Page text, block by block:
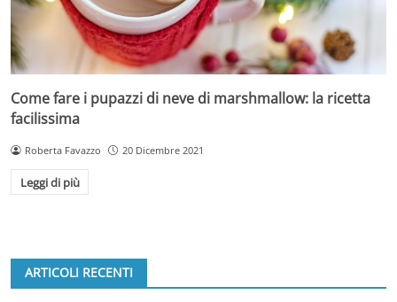
Come fare i pupazzi di neve di marshmallow: la ricetta
facilissima
Roberta Favazzo 20 Dicembre 2021
Leggi di più
ARTICOLI RECENTI